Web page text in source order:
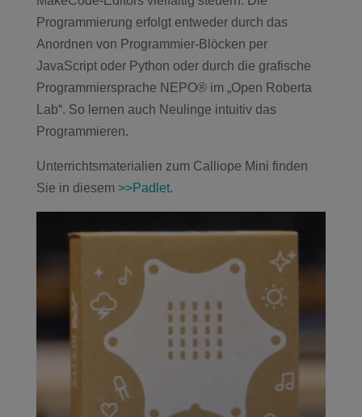
Programmierung erfolgt entweder durch das
Anordnen von Programmier-Blöcken per
JavaScript oder Python oder durch die grafische
Programmiersprache NEPO® im „Open Roberta
Lab“. So lernen auch Neulinge intuitiv das
Programmieren.
Unterrichtsmaterialien zum Calliope Mini finden
Sie in diesem >>Padlet.